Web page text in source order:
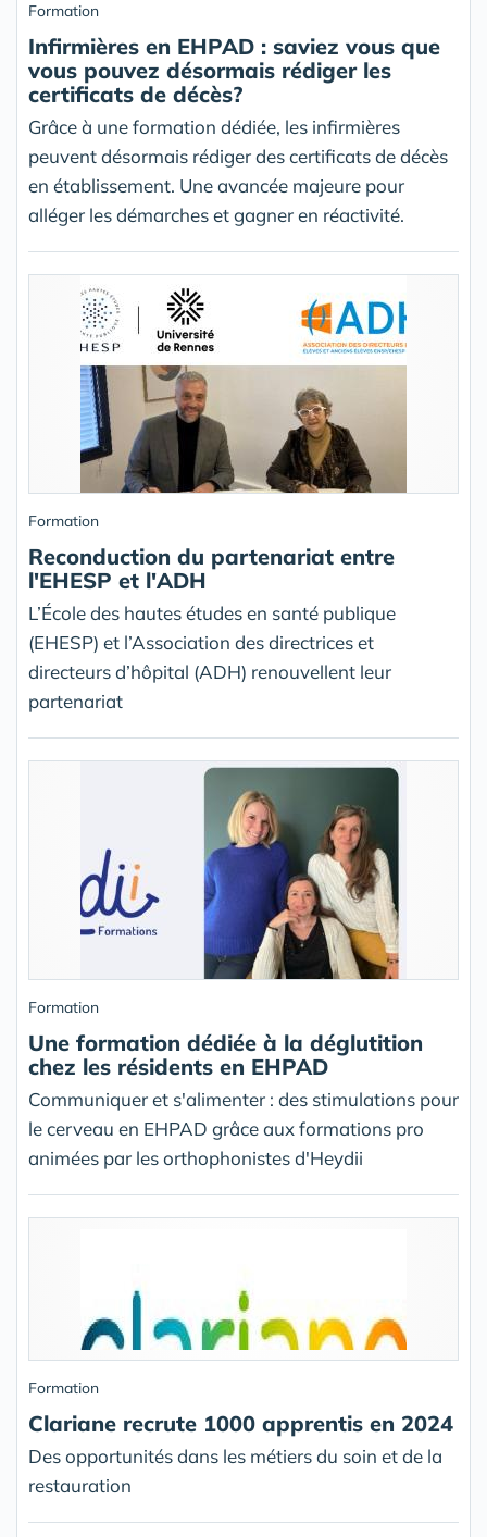
Formation
Infirmières en EHPAD : saviez vous que
vous pouvez désormais rédiger les
certificats de décès?
Grâce à une formation dédiée, les infirmières
peuvent désormais rédiger des certificats de décès
en établissement. Une avancée majeure pour
alléger les démarches et gagner en réactivité.
Formation
Reconduction du partenariat entre
l'EHESP et l'ADH
L’École des hautes études en santé publique
(EHESP) et l’Association des directrices et
directeurs d’hôpital (ADH) renouvellent leur
partenariat
Formation
Une formation dédiée à la déglutition
chez les résidents en EHPAD
Communiquer et s'alimenter : des stimulations pour
le cerveau en EHPAD grâce aux formations pro
animées par les orthophonistes d'Heydii
Formation
Clariane recrute 1000 apprentis en 2024
Des opportunités dans les métiers du soin et de la
restauration